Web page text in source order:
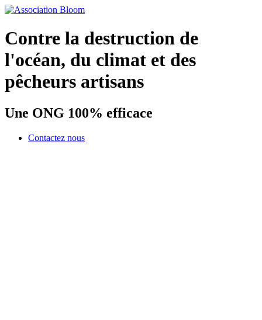
Contre la destruction de
l'océan, du climat et des
pêcheurs artisans
Une ONG 100% efficace
Contactez nous